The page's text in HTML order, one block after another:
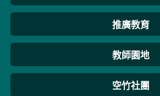
推廣教育
教師園地
空竹社團